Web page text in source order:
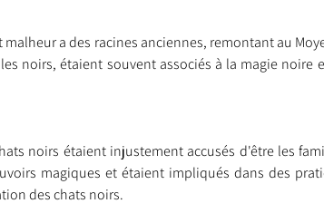
Comportement du chat
a des racines anciennes, remontant au
noirs, étaient souvent associés à la magie noire
noirs étaient injustement accusés d'être les
magiques et étaient impliqués dans des
des chats noirs.